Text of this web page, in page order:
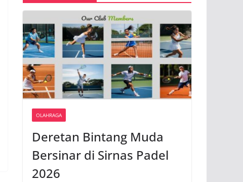
OLAHRAGA
Deretan Bintang Muda
Bersinar di Sirnas Padel
2026